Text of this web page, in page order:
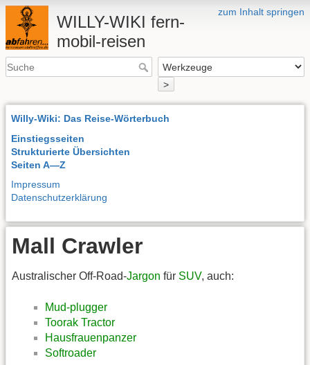
zum Inhalt springen
WILLY-WIKI fern-
mobil-reisen
>
Willy-Wiki: Das Reise-Wörterbuch
Einstiegsseiten
Strukturierte Übersichten
Seiten A—Z
Impressum
Datenschutzerklärung
Mall Crawler
Australischer Off-Road-Jargon für SUV, auch:
Mud-plugger
Toorak Tractor
Hausfrauenpanzer
Softroader